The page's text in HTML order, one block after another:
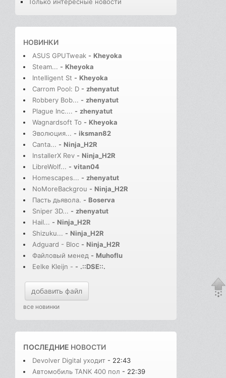
Только интересные новости
НОВИНКИ
ASUS GPUTweak - Kheyoka
Steam... - Kheyoka
Intelligent St - Kheyoka
Carrom Pool: D - zhenyatut
Robbery Bob... - zhenyatut
Plague Inc.... - zhenyatut
Wagnardsoft To - Kheyoka
Эволюция... - iksman82
Canta... - Ninja_H2R
InstallerX Rev - Ninja_H2R
LibreWolf... - vitan04
Homescapes... - zhenyatut
NoMoreBackgrou - Ninja_H2R
Пасть дьявола. - Boserva
Sniper 3D... - zhenyatut
Hail... - Ninja_H2R
Shizuku... - Ninja_H2R
Adguard - Bloc - Ninja_H2R
Файловый менед - Muhoflu
Eelke Kleijn - - .::DSE::.
добавить файл
все новинки
ПОСЛЕДНИЕ НОВОСТИ
Devolver Digital уходит - 22:43
Автомобиль TANK 400 пол - 22:39